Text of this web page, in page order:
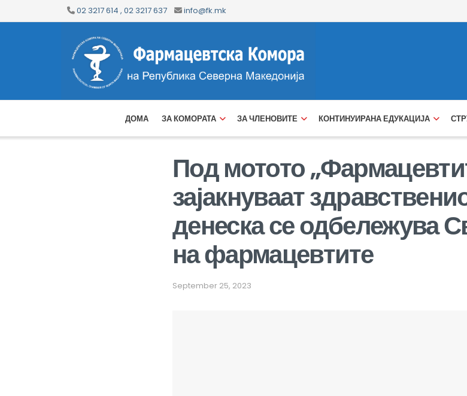
02 3217 614 , 02 3217 637 info@fk.mk
ДОМА ЗА КОМОРАТА ЗА ЧЛЕНОВИТЕ КОНТИНУИРАНА ЕДУКАЦИЈА
Под мотото
зајакнуваат
денеска се одбележува
на фармацевтите
September 25, 2023